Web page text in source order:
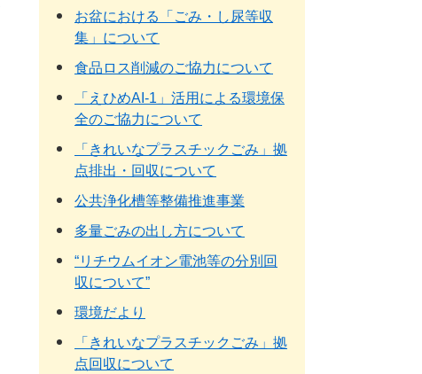
お盆における「ごみ・し尿等収
集」について
食品ロス削減のご協力について
「えひめAI-1」活用による環境保
全のご協力について
「きれいなプラスチックごみ」拠
点排出・回収について
公共浄化槽等整備推進事業
多量ごみの出し方について
“リチウムイオン電池等の分別回
収について”
環境だより
「きれいなプラスチックごみ」拠
点回収について